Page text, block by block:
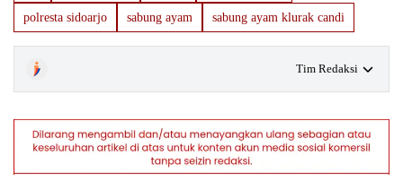
polresta sidoarjo sabung ayam sabung ayam klurak candi
Tim Redaksi